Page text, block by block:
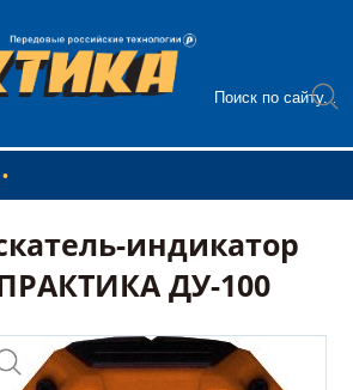
индикатор
ДУ-100